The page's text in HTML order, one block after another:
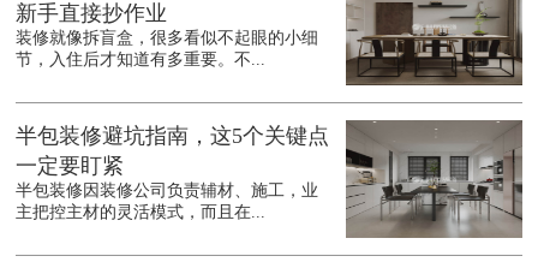
新手直接抄作业
装修就像拆盲盒，很多看似不起眼的小细
节，入住后才知道有多重要。不...
半包装修避坑指南，这5个关键点
一定要盯紧
半包装修因装修公司负责辅材、施工，业
主把控主材的灵活模式，而且在...